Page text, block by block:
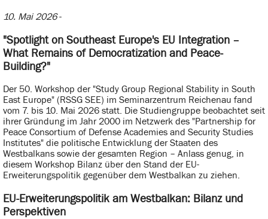
10. Mai 2026-
"Spotlight on Southeast Europe's EU Integration –
What Remains of Democratization and Peace-
Building?"
Der 50. Workshop der "Study Group Regional Stability in South
East Europe" (RSSG SEE) im Seminarzentrum Reichenau fand
vom 7. bis 10. Mai 2026 statt. Die Studiengruppe beobachtet seit
ihrer Gründung im Jahr 2000 im Netzwerk des "Partnership for
Peace Consortium of Defense Academies and Security Studies
Institutes" die politische Entwicklung der Staaten des
Westbalkans sowie der gesamten Region – Anlass genug, in
diesem Workshop Bilanz über den Stand der EU-
Erweiterungspolitik gegenüber dem Westbalkan zu ziehen.
EU-Erweiterungspolitik am Westbalkan: Bilanz und
Perspektiven